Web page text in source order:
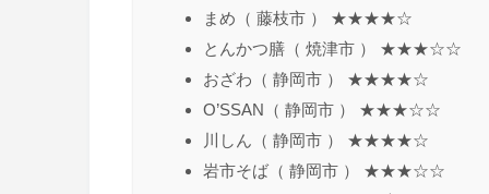
まめ（ 藤枝市 ） ★★★★☆
とんかつ膳（ 焼津市 ） ★★★☆☆
おざわ（ 静岡市 ） ★★★★☆
O’SSAN（ 静岡市 ） ★★★☆☆
川しん（ 静岡市 ） ★★★★☆
岩市そば（ 静岡市 ） ★★★☆☆